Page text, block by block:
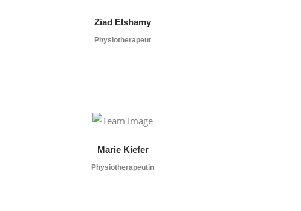
Ziad Elshamy
Physiotherapeut
Marie Kiefer
Physiotherapeutin